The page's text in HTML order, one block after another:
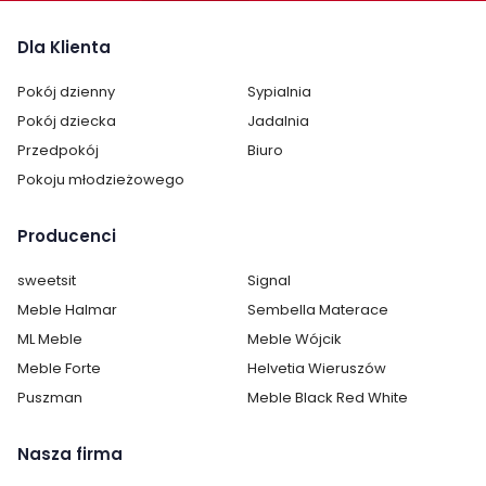
Dla Klienta
Pokój dzienny
Sypialnia
Pokój dziecka
Jadalnia
Przedpokój
Biuro
Pokoju młodzieżowego
Producenci
sweetsit
Signal
Meble Halmar
Sembella Materace
ML Meble
Meble Wójcik
Meble Forte
Helvetia Wieruszów
Puszman
Meble Black Red White
Nasza firma